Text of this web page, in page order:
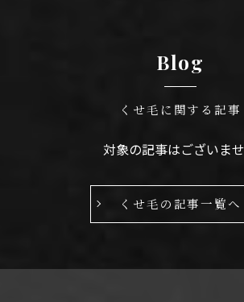
Blog
くせ毛に関する記事
対象の記事はございま
くせ毛の記事一覧へ